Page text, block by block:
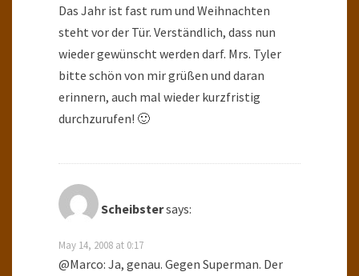
Das Jahr ist fast rum und Weihnachten
steht vor der Tür. Verständlich, dass nun
wieder gewünscht werden darf. Mrs. Tyler
bitte schön von mir grüßen und daran
erinnern, auch mal wieder kurzfristig
durchzurufen! 🙂
Scheibstersays:
May 14, 2008 at 0:17
@Marco: Ja, genau. Gegen Superman. Der